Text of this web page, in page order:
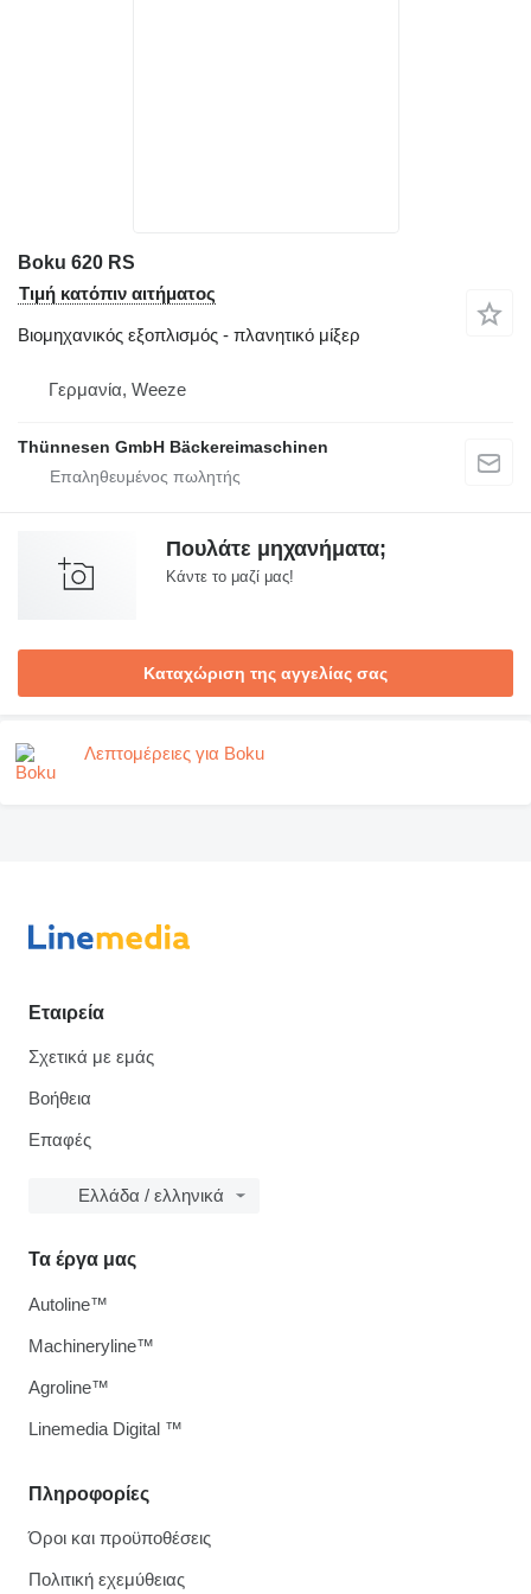
Boku 620 RS
Τιμή κατόπιν αιτήματος
Βιομηχανικός εξοπλισμός - πλανητικό μίξερ
Γερμανία, Weeze
Thünnesen GmbH Bäckereimaschinen
Πουλάτε μηχανήματα;
Κάντε το μαζί μας!
Καταχώριση της αγγελίας σας
Λεπτομέρειες για Boku
Εταιρεία
Σχετικά με εμάς
Βοήθεια
Επαφές
Ελλάδα / ελληνικά
Πληροφορίες
Όροι και προϋποθέσεις
Πολιτική εχεμύθειας
Τα έργα μας
Autoline™
Machineryline™
Agroline™
Linemedia Digital ™